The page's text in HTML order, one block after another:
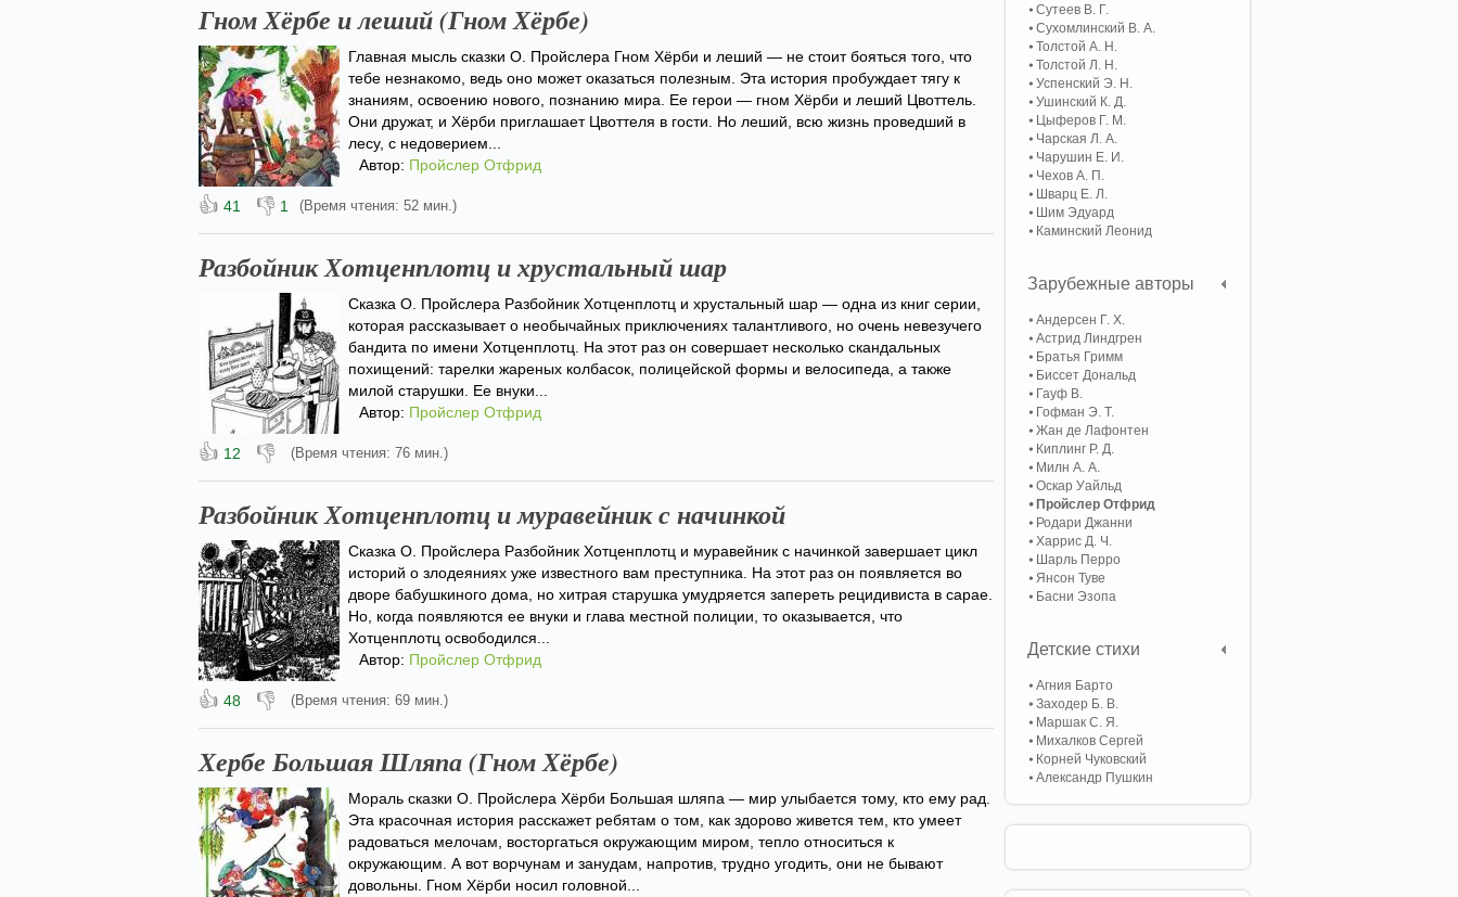
Гном Хёрбе и леший (Гном Хёрбе)
Главная мысль сказки О. Пройслера Гном Хёрби и леший — не стоит бояться того, что
тебе незнакомо, ведь оно может оказаться полезным. Эта история пробуждает тягу к
знаниям, освоению нового, познанию мира. Ее герои — гном Хёрби и леший Цвоттель.
Они дружат, и Хёрби приглашает Цвоттеля в гости. Но леший, всю жизнь проведший в
лесу, с недоверием...
Автор: Пройслер Отфрид
👍 41 👎 1 (Время чтения: 52 мин.)
Разбойник Хотценплотц и хрустальный шар
Сказка О. Пройслера Разбойник Хотценплотц и хрустальный шар — одна из книг серии,
которая рассказывает о необычайных приключениях талантливого, но очень невезучего
бандита по имени Хотценплотц. На этот раз он совершает несколько скандальных
похищений: тарелки жареных колбасок, полицейской формы и велосипеда, а также
милой старушки. Ее внуки...
Автор: Пройслер Отфрид
👍 12 👎 (Время чтения: 76 мин.)
Разбойник Хотценплотц и муравейник с начинкой
Сказка О. Пройслера Разбойник Хотценплотц и муравейник с начинкой завершает цикл
историй о злодеяниях уже известного вам преступника. На этот раз он появляется во
дворе бабушкиного дома, но хитрая старушка умудряется запереть рецидивиста в сарае.
Но, когда появляются ее внуки и глава местной полиции, то оказывается, что
Хотценплотц освободился...
Автор: Пройслер Отфрид
👍 48 👎 (Время чтения: 69 мин.)
Хербе Большая Шляпа (Гном Хёрбе)
Мораль сказки О. Пройслера Хёрби Большая шляпа — мир улыбается тому, кто ему рад.
Эта красочная история расскажет ребятам о том, как здорово живется тем, кто умеет
радоваться мелочам, восторгаться окружающим миром, тепло относиться к
окружающим. А вот ворчунам и занудам, напротив, трудно угодить, они не бывают
довольны. Гном Хёрби носил головной...
Сутеев В. Г.
Сухомлинский В. А.
Толстой А. Н.
Толстой Л. Н.
Успенский Э. Н.
Ушинский К. Д.
Цыферов Г. М.
Чарская Л. А.
Чарушин Е. И.
Чехов А. П.
Шварц Е. Л.
Шим Эдуард
Каминский Леонид
Зарубежные авторы
Андерсен Г. Х.
Астрид Линдгрен
Братья Гримм
Биссет Дональд
Гауф В.
Гофман Э. Т.
Жан де Лафонтен
Киплинг Р. Д.
Милн А. А.
Оскар Уайльд
Пройслер Отфрид
Родари Джанни
Харрис Д. Ч.
Шарль Перро
Янсон Туве
Басни Эзопа
Детские стихи
Агния Барто
Заходер Б. В.
Маршак С. Я.
Михалков Сергей
Корней Чуковский
Александр Пушкин